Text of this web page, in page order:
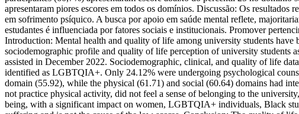
apresentaram piores escores em todos os domínios. Discussão: Os
em sofrimento psíquico. A busca por apoio em saúde mental reflete,
estudantes é influenciada por fatores sociais e institucionais. Promover
Introduction: Mental health and quality of life among university students
sociodemographic profile and quality of life perception of university students
assisted in December 2022. Sociodemographic, clinical, and quality of life
identified as LGBTQIA+. Only 24.12% were undergoing psychological
domain (55.92), while the physical (61.71) and social (60.64) domains had
not practice physical activity, did not feel a sense of belonging to the
being, with a significant impact on women, LGBTQIA+ individuals, Black